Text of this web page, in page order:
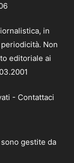
in
Non
editoriale ai
- Contattaci
gestite da